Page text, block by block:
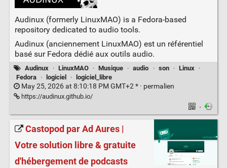
Audinux (formerly LinuxMAO) is a Fedora-based
repository dedicated to audio tools.
Audinux (anciennement LinuxMAO) est un référentiel
basé sur Fedora dédié aux outils audio.
Audinux · LinuxMAO · Musique · audio · son · Linux
·
Fedora
· logiciel · logiciel_libre
May 25, 2026 at 8:10:18 PM GMT+2 * · permalien
https://audinux.github.io/
·
Castopod par Ad Aures |
Votre solution libre & gratuite
d'hébergement de podcasts